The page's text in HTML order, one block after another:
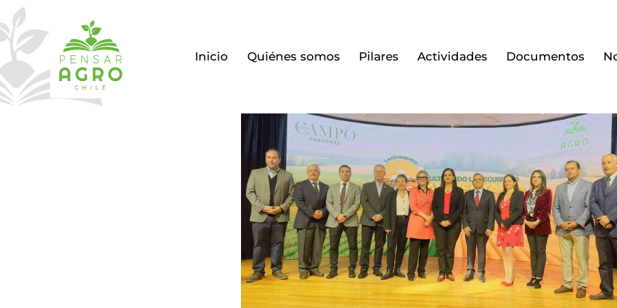
Inicio Quiénes somos Pilares Actividades Documentos